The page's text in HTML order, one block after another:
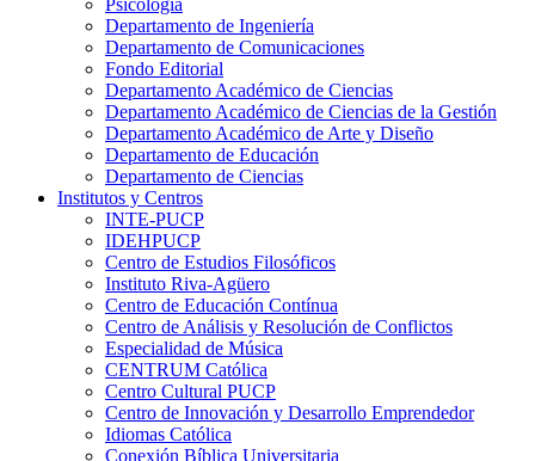
Psicologia
Departamento de Ingeniería
Departamento de Comunicaciones
Fondo Editorial
Departamento Académico de Ciencias
Departamento Académico de Ciencias de la Gestión
Departamento Académico de Arte y Diseño
Departamento de Educación
Departamento de Ciencias
Institutos y Centros
INTE-PUCP
IDEHPUCP
Centro de Estudios Filosóficos
Instituto Riva-Agüero
Centro de Educación Contínua
Centro de Análisis y Resolución de Conflictos
Especialidad de Música
CENTRUM Católica
Centro Cultural PUCP
Centro de Innovación y Desarrollo Emprendedor
Idiomas Católica
Conexión Bíblica Universitaria